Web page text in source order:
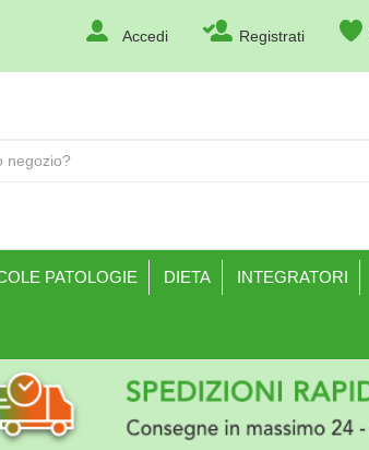
Accedi Registrati
PATOLOGIE DIETA INTEGRATORI